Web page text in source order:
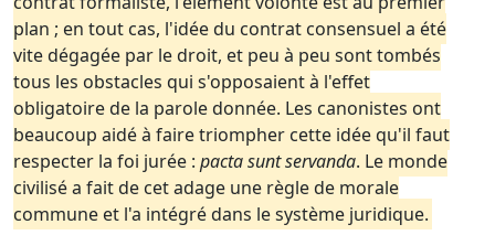
plan ; en tout cas, l'idée du contrat consensuel a été
vite dégagée par le droit, et peu à peu sont tombés
tous les obstacles qui s'opposaient à l'effet
obligatoire de la parole donnée. Les canonistes ont
beaucoup aidé à faire triompher cette idée qu'il faut
respecter la foi jurée : pacta sunt servanda. Le monde
civilisé a fait de cet adage une règle de morale
commune et l'a intégré dans le système juridique.